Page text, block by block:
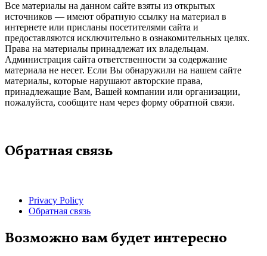
Все материалы на данном сайте взяты из открытых
источников — имеют обратную ссылку на материал в
интернете или присланы посетителями сайта и
предоставляются исключительно в ознакомительных целях.
Права на материалы принадлежат их владельцам.
Администрация сайта ответственности за содержание
материала не несет. Если Вы обнаружили на нашем сайте
материалы, которые нарушают авторские права,
принадлежащие Вам, Вашей компании или организации,
пожалуйста, сообщите нам через форму обратной связи.
Обратная связь
Privacy Policy
Обратная связь
Возможно вам будет интересно